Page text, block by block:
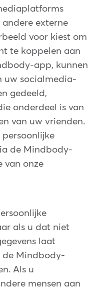
externe
voor kiest om
te koppelen aan
app, kunnen
uw socialmedia-
gedeeld,
onderdeel is van
van uw vrienden.
persoonlijke
de Mindbody-
van onze
als u dat niet
laat
de Mindbody-
Als u
mensen aan